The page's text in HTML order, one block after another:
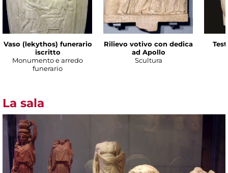
Vaso (lekythos) funerario
iscritto
Monumento e arredo
funerario
Rilievo votivo con dedica
ad Apollo
Scultura
La sala